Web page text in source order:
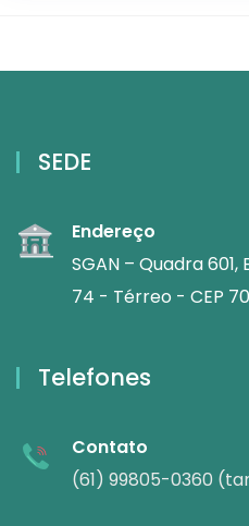
SEDE
Endereço
SGAN – Quadra
74 - Térreo - CEP
Telefones
Contato
(61) 99805-0360